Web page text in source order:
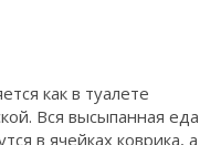
как в туалете
Вся высыпанная еда
в ячейках коврика, а